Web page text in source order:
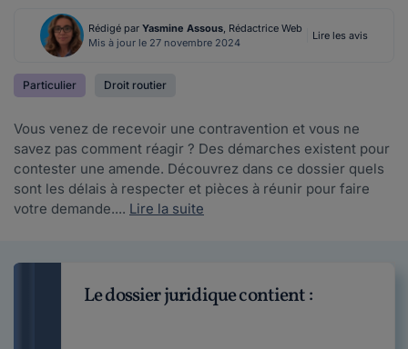
Le dossier juridique contient :
Rédigé par Yasmine Assous, Rédactrice Web
Mis à jour le 27 novembre 2024
Lire les avis
Particulier Droit routier
Vous venez de recevoir une contravention et vous ne
savez pas comment réagir ? Des démarches existent pour
contester une amende. Découvrez dans ce dossier quels
sont les délais à respecter et pièces à réunir pour faire
votre demande.... Lire la suite